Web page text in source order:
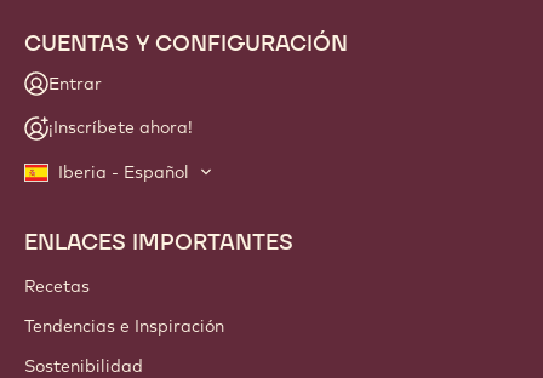
CUENTAS Y CONFIGURACIÓN
Entrar
¡Inscríbete ahora!
Iberia - Español
Footer
Callebaut
ENLACES IMPORTANTES
Recetas
Tendencias e Inspiración
Sostenibilidad